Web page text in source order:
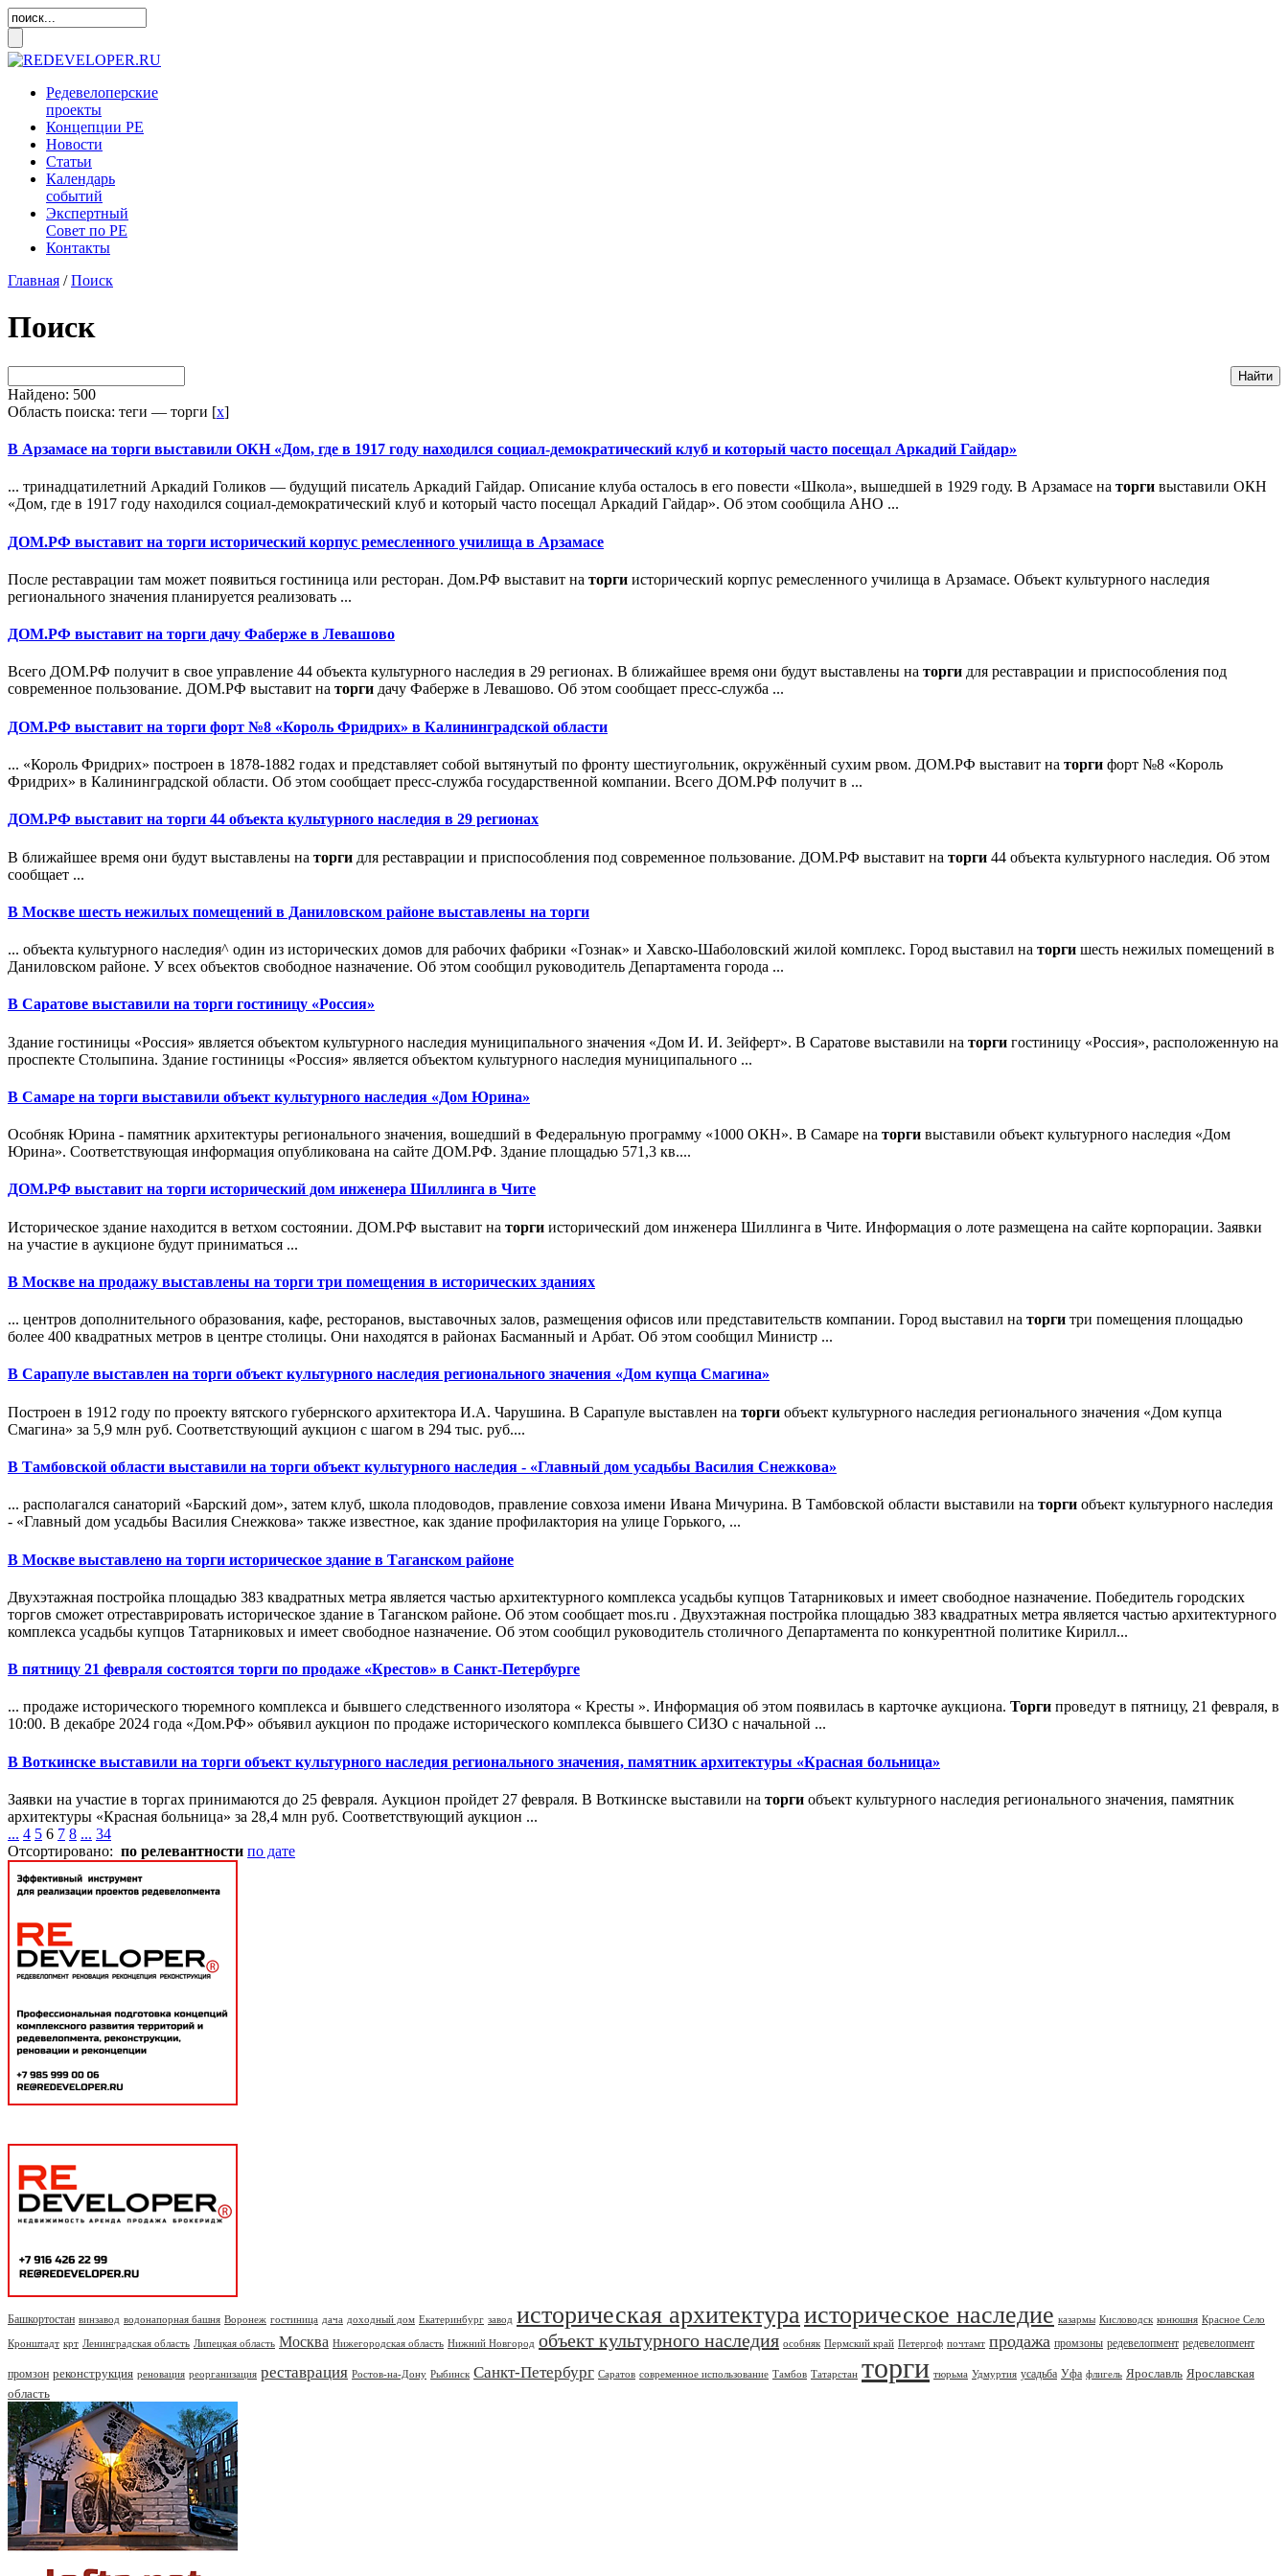
Редевелоперские
проекты
Концепции РЕ
Новости
Статьи
Календарь
событий
Экспертный
Совет по РЕ
Контакты
Главная /Поиск
Поиск
Найдено: 500
Область поиска: теги — торги [x]
В Арзамасе на торги выставили ОКН «Дом, где в 1917 году находился социал-демократический клуб и который часто посещал Аркадий Гайдар»
... тринадцатилетний Аркадий Голиков — будущий писатель Аркадий Гайдар. Описание клуба осталось в его повести «Школа», вышедшей в 1929 году. В Арзамасе на торги выставили ОКН
«Дом, где в 1917 году находился социал-демократический клуб и который часто посещал Аркадий Гайдар». Об этом сообщила АНО ...
ДОМ.РФ выставит на торги исторический корпус ремесленного училища в Арзамасе
После реставрации там может появиться гостиница или ресторан. Дом.РФ выставит на торги исторический корпус ремесленного училища в Арзамасе. Объект культурного наследия
регионального значения планируется реализовать ...
ДОМ.РФ выставит на торги дачу Фаберже в Левашово
Всего ДОМ.РФ получит в свое управление 44 объекта культурного наследия в 29 регионах. В ближайшее время они будут выставлены на торги для реставрации и приспособления под
современное пользование. ДОМ.РФ выставит на торги дачу Фаберже в Левашово. Об этом сообщает пресс-служба ...
ДОМ.РФ выставит на торги форт №8 «Король Фридрих» в Калининградской области
... «Король Фридрих» построен в 1878-1882 годах и представляет собой вытянутый по фронту шестиугольник, окружённый сухим рвом. ДОМ.РФ выставит на торги форт №8 «Король
Фридрих» в Калининградской области. Об этом сообщает пресс-служба государственной компании. Всего ДОМ.РФ получит в ...
ДОМ.РФ выставит на торги 44 объекта культурного наследия в 29 регионах
В ближайшее время они будут выставлены на торги для реставрации и приспособления под современное пользование. ДОМ.РФ выставит на торги 44 объекта культурного наследия. Об этом
сообщает ...
В Москве шесть нежилых помещений в Даниловском районе выставлены на торги
... объекта культурного наследия^ один из исторических домов для рабочих фабрики «Гознак» и Хавско-Шаболовский жилой комплекс. Город выставил на торги шесть нежилых помещений в
Даниловском районе. У всех объектов свободное назначение. Об этом сообщил руководитель Департамента города ...
В Саратове выставили на торги гостиницу «Россия»
Здание гостиницы «Россия» является объектом культурного наследия муниципального значения «Дом И. И. Зейферт». В Саратове выставили на торги гостиницу «Россия», расположенную на
проспекте Столыпина. Здание гостиницы «Россия» является объектом культурного наследия муниципального ...
В Самаре на торги выставили объект культурного наследия «Дом Юрина»
Особняк Юрина - памятник архитектуры регионального значения, вошедший в Федеральную программу «1000 ОКН». В Самаре на торги выставили объект культурного наследия «Дом
Юрина». Соответствующая информация опубликована на сайте ДОМ.РФ. Здание площадью 571,3 кв....
ДОМ.РФ выставит на торги исторический дом инженера Шиллинга в Чите
Историческое здание находится в ветхом состоянии. ДОМ.РФ выставит на торги исторический дом инженера Шиллинга в Чите. Информация о лоте размещена на сайте корпорации. Заявки
на участие в аукционе будут приниматься ...
В Москве на продажу выставлены на торги три помещения в исторических зданиях
... центров дополнительного образования, кафе, ресторанов, выставочных залов, размещения офисов или представительств компании. Город выставил на торги три помещения площадью
более 400 квадратных метров в центре столицы. Они находятся в районах Басманный и Арбат. Об этом сообщил Министр ...
В Сарапуле выставлен на торги объект культурного наследия регионального значения «Дом купца Смагина»
Построен в 1912 году по проекту вятского губернского архитектора И.А. Чарушина. В Сарапуле выставлен на торги объект культурного наследия регионального значения «Дом купца
Смагина» за 5,9 млн руб. Соответствующий аукцион с шагом в 294 тыс. руб....
В Тамбовской области выставили на торги объект культурного наследия - «Главный дом усадьбы Василия Снежкова»
... располагался санаторий «Барский дом», затем клуб, школа плодоводов, правление совхоза имени Ивана Мичурина. В Тамбовской области выставили на торги объект культурного наследия
- «Главный дом усадьбы Василия Снежкова» также известное, как здание профилактория на улице Горького, ...
В Москве выставлено на торги историческое здание в Таганском районе
Двухэтажная постройка площадью 383 квадратных метра является частью архитектурного комплекса усадьбы купцов Татарниковых и имеет свободное назначение. Победитель городских
торгов сможет отреставрировать историческое здание в Таганском районе. Об этом сообщает mos.ru . Двухэтажная постройка площадью 383 квадратных метра является частью архитектурного
комплекса усадьбы купцов Татарниковых и имеет свободное назначение. Об этом сообщил руководитель столичного Департамента по конкурентной политике Кирилл...
В пятницу 21 февраля состоятся торги по продаже «Крестов» в Санкт-Петербурге
... продаже исторического тюремного комплекса и бывшего следственного изолятора « Кресты ». Информация об этом появилась в карточке аукциона. Торги проведут в пятницу, 21 февраля, в
10:00. В декабре 2024 года «Дом.РФ» объявил аукцион по продаже исторического комплекса бывшего СИЗО с начальной ...
В Воткинске выставили на торги объект культурного наследия регионального значения, памятник архитектуры «Красная больница»
Заявки на участие в торгах принимаются до 25 февраля. Аукцион пройдет 27 февраля. В Воткинске выставили на торги объект культурного наследия регионального значения, памятник
архитектуры «Красная больница» за 28,4 млн руб. Соответствующий аукцион ...
... 4 5 6 7 8 ... 34
Отсортировано: по релевантности по дате
Башкортостан винзавод водонапорная башня Воронеж гостиница дача доходный дом Екатеринбург завод историческая архитектураисторическое наследие казармы Кисловодск конюшня Красное Село
Кронштадт крт Ленинградская область Липецкая область Москва Нижегородская область Нижний Новгород объект культурного наследия особняк Пермский край Петергоф почтамт продажа промзоны редевелопмент редевелопмент
промзон реконструкция реновация реорганизация реставрация Ростов-на-Дону Рыбинск Санкт-Петербург Саратов современное использование Тамбов Татарстан торги тюрьма Удмуртия усадьба Уфа флигель Ярославль Ярославская
область